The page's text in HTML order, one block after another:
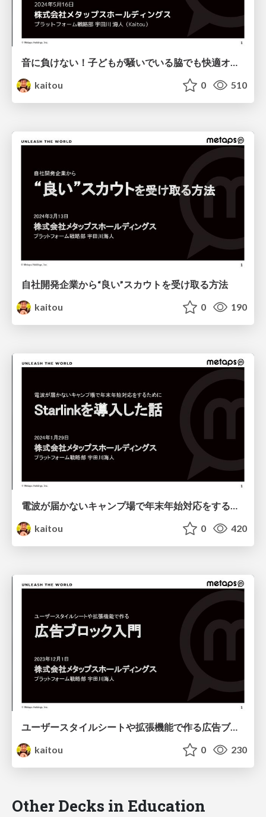
音に負けない！子どもが騒いでいる脇でも快適オンラインMTGの秘伝
kaitou
0 510
自社開発企業から“良い”スカウトを受け取る方法
kaitou
0 190
電波が届かないキャンプ場で年末年始対応をするためにStarlinkを導入した話
kaitou
0 420
ユーザースタイルシートや拡張機能で作る広告ブロック入門
kaitou
0 230
Other Decks in Education